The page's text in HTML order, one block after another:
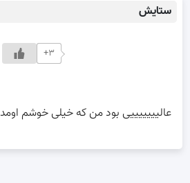
ستایش
+۳
عالیییییییی بود من که خیلی خوشم اومد